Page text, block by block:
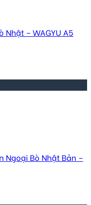
Nhật – WAGYU A5
Ngoại Bò Nhật Bản –